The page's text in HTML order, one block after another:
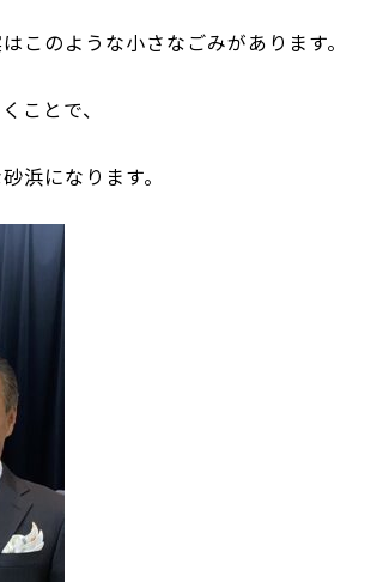
このような小さなごみがあります。
ことで、
浜になります。